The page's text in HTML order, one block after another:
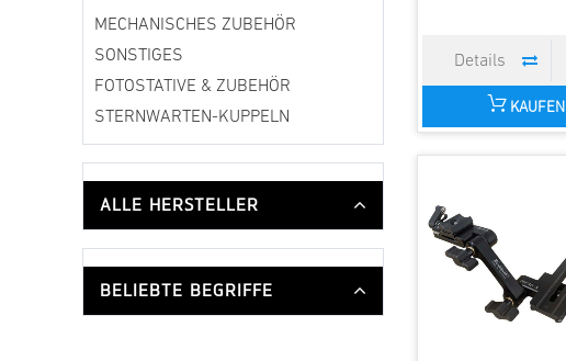
MECHANISCHES ZUBEHÖR
SONSTIGES
FOTOSTATIVE & ZUBEHÖR
STERNWARTEN-KUPPELN
ALLE HERSTELLER
BELIEBTE BEGRIFFE
KAUFEN